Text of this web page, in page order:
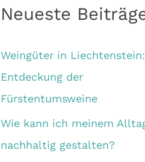
Neueste
Weingüter in Liechtenstein:
Entdeckung der
Fürstentumsweine
Wie kann ich meinem
nachhaltig gestalten?